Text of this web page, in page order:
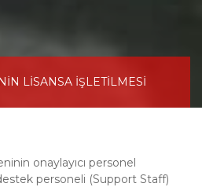
LİSANSA İŞLETİLMESİ
onaylayıcı personel
personeli (Support Staff)